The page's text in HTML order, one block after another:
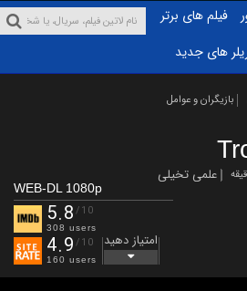
فیلم های برتر
های جدید
بازیگران و عوامل
علمی تخیلی
WEB-DL 1080p
5.8 /10
308 users
4.9 /10
160 users
امتیاز دهید